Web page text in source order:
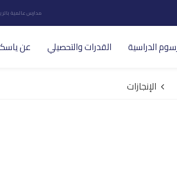
مدارس عالمية
الدراسية القدرات والتحصيلي عن
الإنجازات